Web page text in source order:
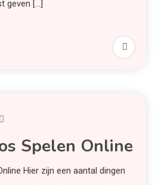
geven […]
Spelen Online
Hier zijn een aantal dingen